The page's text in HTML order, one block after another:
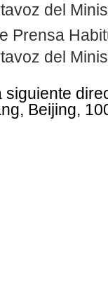
del
Prensa
del
siguiente
Beijing,